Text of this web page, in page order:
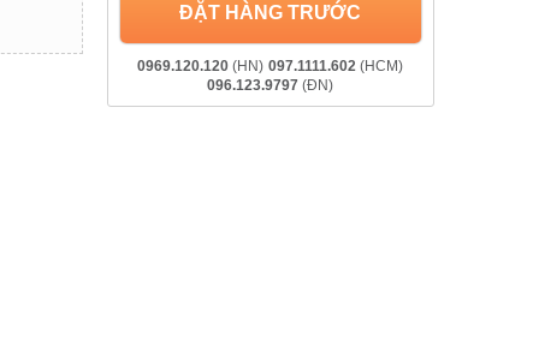
ĐẶT HÀNG TRƯỚC
0969.120.120 (HN) 097.1111.602 (HCM)
096.123.9797 (ĐN)